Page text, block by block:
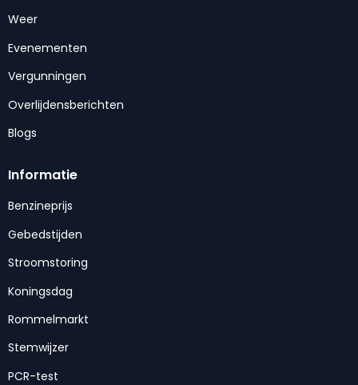
Weer
Evenementen
Vergunningen
Overlijdensberichten
Blogs
Informatie
Benzineprijs
Gebedstijden
Stroomstoring
Koningsdag
Rommelmarkt
Stemwijzer
PCR-test